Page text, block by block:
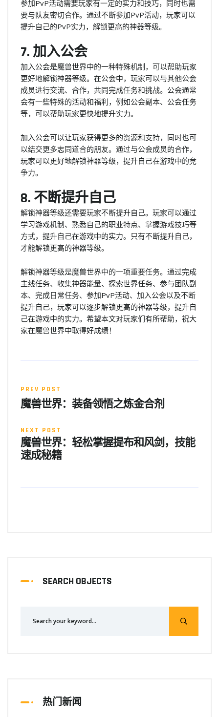
参加PvP活动需要玩家有一定的实力和技巧，同时也需
要与队友密切合作。通过不断参加PvP活动，玩家可以
提升自己的PvP实力，解锁更高的神器等级。
7. 加入公会
加入公会是魔兽世界中的一种特殊机制，可以帮助玩家
更好地解锁神器等级。在公会中，玩家可以与其他公会
成员进行交流、合作，共同完成任务和挑战。公会通常
会有一些特殊的活动和福利，例如公会副本、公会任务
等，可以帮助玩家更快地提升实力。
加入公会可以让玩家获得更多的资源和支持，同时也可
以结交更多志同道合的朋友。通过与公会成员的合作，
玩家可以更好地解锁神器等级，提升自己在游戏中的竞
争力。
8. 不断提升自己
解锁神器等级还需要玩家不断提升自己。玩家可以通过
学习游戏机制、熟悉自己的职业特点、掌握游戏技巧等
方式，提升自己在游戏中的实力。只有不断提升自己，
才能解锁更高的神器等级。
解锁神器等级是魔兽世界中的一项重要任务。通过完成
主线任务、收集神器能量、探索世界任务、参与团队副
本、完成日常任务、参加PvP活动、加入公会以及不断
提升自己，玩家可以逐步解锁更高的神器等级，提升自
己在游戏中的实力。希望本文对玩家们有所帮助，祝大
家在魔兽世界中取得好成绩！
PREV POST
魔兽世界：装备领悟之炼金合剂
NEXT POST
魔兽世界：轻松掌握提布和风剑，技能
速成秘籍
SEARCH OBJECTS
热门新闻